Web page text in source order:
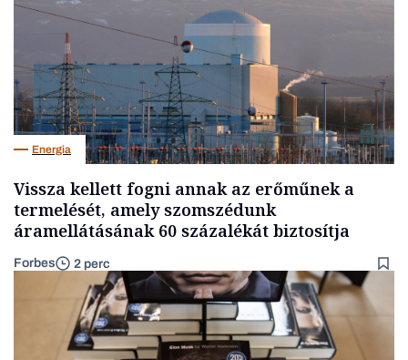
Energia
Vissza kellett fogni annak az erőműnek a
termelését, amely szomszédunk
áramellátásának 60 százalékát biztosítja
Forbes 2 perc